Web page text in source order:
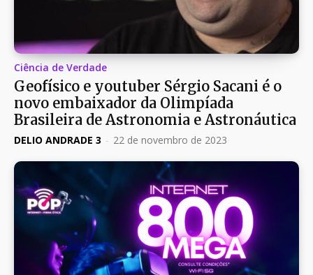
Ciência de Verdade
Geofísico e youtuber Sérgio Sacani é o
novo embaixador da Olimpíada
Brasileira de Astronomia e Astronáutica
DELIO ANDRADE 3 - 22 de novembro de 2023